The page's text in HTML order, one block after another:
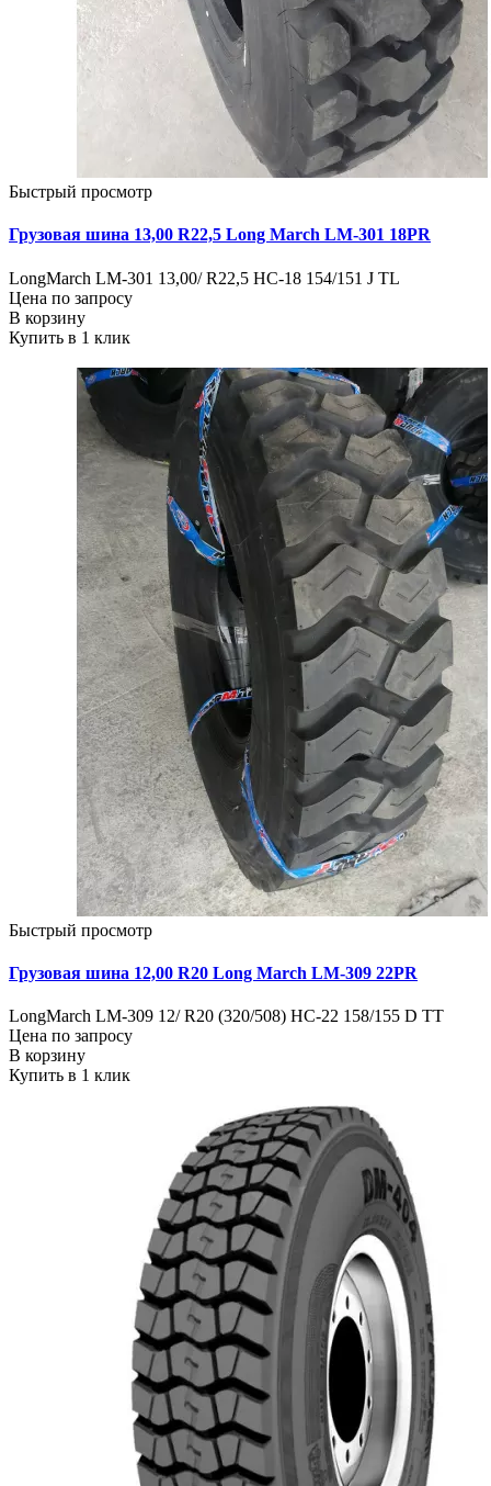
Быстрый просмотр
Грузовая шина 13,00 R22,5 Long March LM-301 18PR
LongMarch LM-301 13,00/ R22,5 НС-18 154/151 J TL
Цена по запросу
В корзину
Купить в 1 клик
Быстрый просмотр
Грузовая шина 12,00 R20 Long March LM-309 22PR
LongMarch LM-309 12/ R20 (320/508) НС-22 158/155 D TT
Цена по запросу
В корзину
Купить в 1 клик